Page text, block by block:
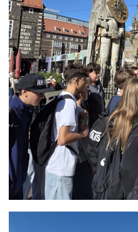
GRÖSSER ANZEIGEN